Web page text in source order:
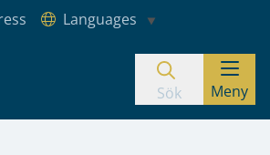
Languages
Sök Meny